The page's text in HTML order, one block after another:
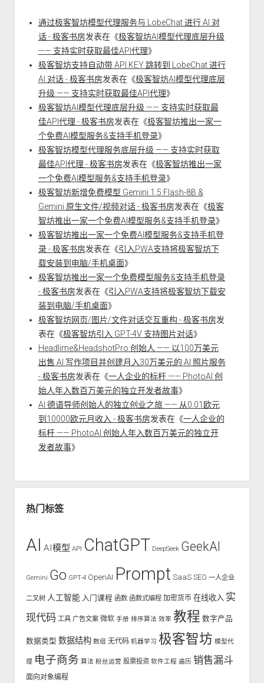
通过极客智坊模型代理服务与 LobeChat 进行 AI 对
话 - 极客书房发表在《极客智坊AI模型代理底层升级
—— 支持实时获取最佳API代理》
极客智坊支持自动带 API KEY 跳转到 LobeChat 进行
AI 对话 - 极客书房发表在《极客智坊AI模型代理底层
升级 —— 支持实时获取最佳API代理》
极客智坊AI模型代理底层升级 —— 支持实时获取最
佳API代理 - 极客书房发表在《极客智坊推出一家一
个免费AI模型服务&支持手机登录》
极客智坊模型代理服务底层升级 —— 支持实时获取
最佳API代理 - 极客书房发表在《极客智坊推出一家
一个免费AI模型服务&支持手机登录》
极客智坊新增免费模型 Gemini 1.5 Flash-8B &
Gemini 原生文件/视频对话 - 极客书房发表在《极客
智坊推出一家一个免费AI模型服务&支持手机登录》
极客智坊推出一家一个免费AI模型服务&支持手机登
录 - 极客书房发表在《引入PWA支持将极客智坊下
载安装到电脑/手机桌面》
极客智坊推出一家一个免费模型服务&支持手机登录
- 极客书房发表在《引入PWA支持将极客智坊下载安
装到电脑/手机桌面》
极客智坊网页/图片/文件对话交互重构 - 极客书房发
表在《极客智坊引入 GPT-4V 支持图片对话》
Headlime&HeadshotPro 创始人 —— 以100万美元
出售 AI 写作项目并创建月入30万美元的 AI 照片服务
- 极客书房发表在《一人企业的标杆 —— PhotoAI 创
始人年入数百万美元的独立开发者故事》
AI 德语导师创始人的独立创业之旅 —— 从0.01欧元
到10000欧元月收入 - 极客书房发表在《一人企业的
标杆 —— PhotoAI 创始人年入数百万美元的独立开
发者故事》
热门标签
AI AI模型 API ChatGPT DeepSeek GeekAI
Gemini Go GPT-4 OpenAI Prompt SaaS SEO 一人企业
二叉树 人工智能 入门课程 函数 函数式编程 加密货币 在线收入 实
现代码 工具 广告文案 微软 手册 排序算法 效率 教程 数字产品
数据类型 数据结构 数组 无代码 机器学习 极客智坊 模型代
理 电子商务 算法 粉丝运营 股票投资 软件工程 遍历 销售漏斗
面向对象编程